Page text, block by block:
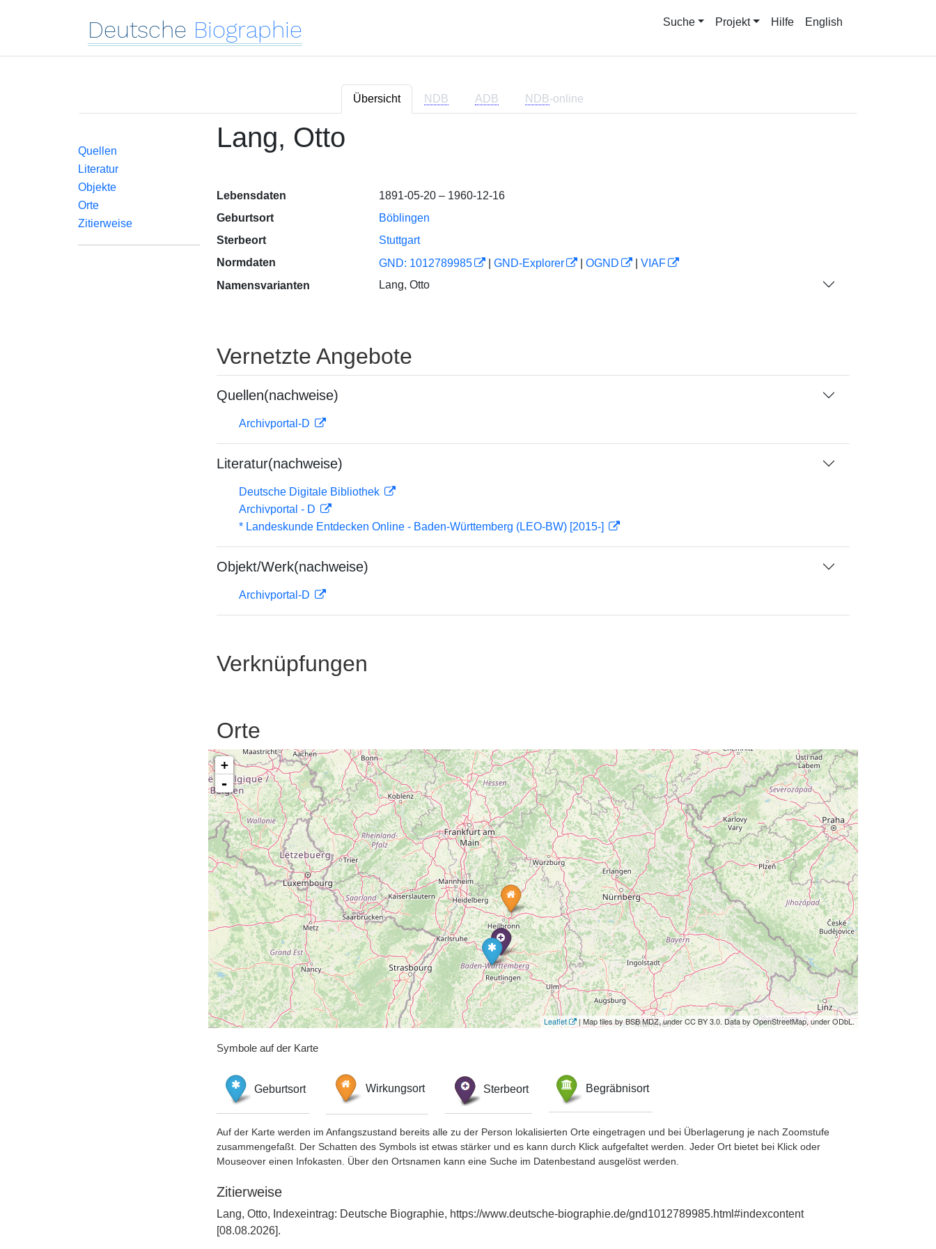
Deutsche Biographie Suche Projekt Hilfe English
Übersicht NDB ADB NDB-online
Quellen
Literatur
Objekte
Orte
Zitierweise
Lang, Otto
Lebensdaten
1891-05-20 – 1960-12-16
Geburtsort
Böblingen
Sterbeort
Stuttgart
Normdaten
GND: 1012789985 GND-Explorer OGND
VIAF
Namensvarianten
Lang, Otto
Vernetzte Angebote
Quellen(nachweise)
Archivportal-D
Literatur(nachweise)
Deutsche Digitale Bibliothek
Archivportal - D
* Landeskunde Entdecken Online - Baden-Württemberg (LEO-BW) [2015-]
Objekt/Werk(nachweise)
Archivportal-D
Verknüpfungen
Orte
+
-
Leaflet | Map tiles by BSB MDZ, under CC BY 3.0. Data by OpenStreetMap, under ODbL.
Symbole auf der Karte
Geburtsort Wirkungsort Sterbeort Begräbnisort
Auf der Karte werden im Anfangszustand bereits alle zu der Person lokalisierten Orte eingetragen und bei Überlagerung je nach Zoomstufe
zusammengefaßt. Der Schatten des Symbols ist etwas stärker und es kann durch Klick aufgefaltet werden. Jeder Ort bietet bei Klick oder
Mouseover einen Infokasten. Über den Ortsnamen kann eine Suche im Datenbestand ausgelöst werden.
Zitierweise
Lang, Otto, Indexeintrag: Deutsche Biographie, https://www.deutsche-biographie.de/gnd1012789985.html#indexcontent
[08.08.2026].